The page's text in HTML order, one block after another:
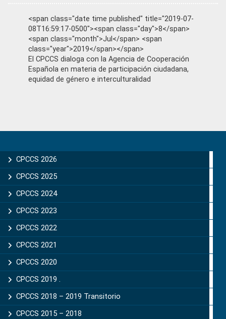
<span class="date time published" title="2019-07-
08T16:59:17-0500"><span class="day">8</span>
<span class="month">Jul</span> <span
class="year">2019</span></span>
El CPCCS dialoga con la Agencia de Cooperación
Española en materia de participación ciudadana,
equidad de género e interculturalidad
Sidebar
CPCCS 2026
CPCCS 2025
CPCCS 2024
CPCCS 2023
CPCCS 2022
CPCCS 2021
CPCCS 2020
CPCCS 2019 .
CPCCS 2018 – 2019 Transitorio
CPCCS 2015 – 2018